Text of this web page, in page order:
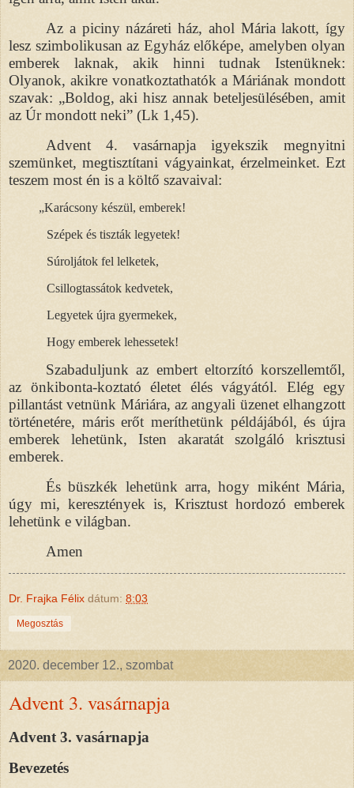
Az a piciny názáreti ház, ahol Mária lakott, így
lesz szimbolikusan az Egyház előképe, amelyben olyan
emberek laknak, akik hinni tudnak Istenüknek:
Olyanok, akikre vonatkoztathatók a Máriának mondott
szavak: „Boldog, aki hisz annak beteljesülésében, amit
az Úr mondott neki” (Lk 1,45).
Advent 4. vasárnapja igyekszik megnyitni
szemünket, megtisztítani vágyainkat, érzelmeinket. Ezt
teszem most én is a költő szavaival:
„Karácsony készül, emberek!
Szépek és tiszták legyetek!
Súroljátok fel lelketek,
Csillogtassátok kedvetek,
Legyetek újra gyermekek,
Hogy emberek lehessetek!
Szabaduljunk az embert eltorzító korszellemtől,
az önkibonta-koztató életet élés vágyától. Elég egy
pillantást vetnünk Máriára, az angyali üzenet elhangzott
történetére, máris erőt meríthetünk példájából, és újra
emberek lehetünk, Isten akaratát szolgáló krisztusi
emberek.
És büszkék lehetünk arra, hogy miként Mária,
úgy mi, keresztények is, Krisztust hordozó emberek
lehetünk e világban.
Amen
Dr. Frajka Félix dátum: 8:03
Megosztás
2020. december 12., szombat
Advent 3. vasárnapja
Advent 3. vasárnapja
Bevezetés